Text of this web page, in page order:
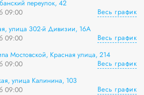
переулок, 42
09:00
Весь график
улица 302-й Дивизии, 16А
09:00
Весь график
Мостовской, Красная улица, 214
09:00
Весь график
улица Калинина, 103
09:00
Весь график